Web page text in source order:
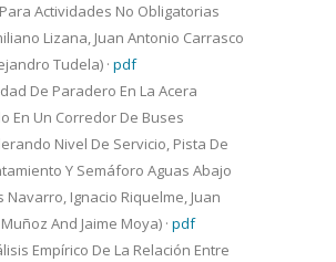
Actividades No Obligatorias
Lizana, Juan Antonio Carrasco
Tudela) · pdf
De Paradero En La Acera
En Un Corredor De Buses
Nivel De Servicio, Pista De
Y Semáforo Aguas Abajo
Navarro, Ignacio Riquelme, Juan
And Jaime Moya) · pdf
Empírico De La Relación Entre